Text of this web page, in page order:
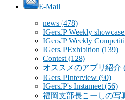
E-Mail
news (478)
IGersJP Weekly showcase
IGersJP Weekly
IGersJPExhibition (139)
Contest (128)
オススメのアプリ紹介
IGersJPInterview (90)
IGersJP's Instameet (56)
福岡支部長こーしの写